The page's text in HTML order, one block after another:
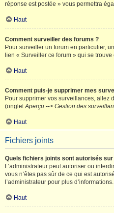
réponse est postée » vous permettra
Haut
Comment surveiller des forums ?
Pour surveiller un forum en particulier,
lien « Surveiller ce forum » qui se
Haut
Comment puis-je supprimer mes
Pour supprimer vos surveillances, allez
(ongletAperçu --> Gestion des
Haut
Fichiers joints
Quels fichiers joints sont autorisés
L’administrateur peut autoriser ou
vous n’êtes pas sûr de ce qui est
l’administrateur pour plus d’informations.
Haut